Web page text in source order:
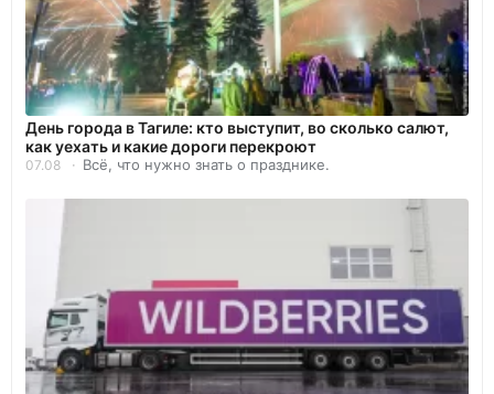
День города в Тагиле: кто выступит, во сколько салют,
как уехать и какие дороги перекроют
07.08 Всё, что нужно знать о празднике.